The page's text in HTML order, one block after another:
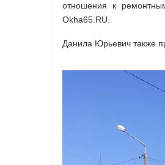
отношения к
Okha65.RU.
Данила Юрьевич также